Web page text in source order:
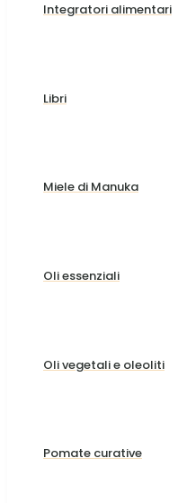
Integratori alimentari
Libri
Miele di Manuka
Oli essenziali
Oli vegetali e oleoliti
Pomate curative